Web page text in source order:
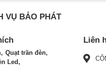
VỤ BẢO PHÁT
Quạt trần đèn
Led
Liên